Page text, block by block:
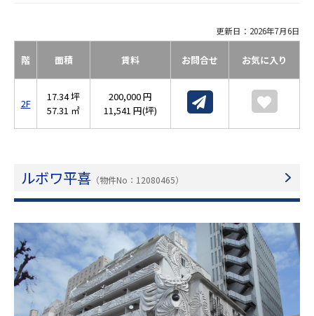
更新日：2026年7月6日
階 面積 賃料 お問合せ お気に入り
2F
17.34 坪
57.31 ㎡
200,000 円
11,541 円(坪)
ルボワ平喜 （物件No：12080465）